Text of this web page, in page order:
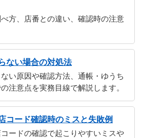
方、店番との違い、確認時の注意
ない場合の対処法
い原因や確認方法、通帳・ゆうち
注意点を実務目線で解説します。
コード確認時のミスと失敗例
ードの確認で起こりやすいミスや